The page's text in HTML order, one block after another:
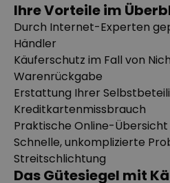
Personalisierbar
39,99 CHF
Personalisierbar
Personalisierbares
mit Getränken
39,99 CHF
Ihre Vorteile im
Durch Internet-Experten
Händler
Käuferschutz im Fall von
Warenrückgabe
Erstattung Ihrer
Kreditkartenmissbrauch
Praktische Online-
Schnelle, unkomplizierte
Streitschlichtung
Das Gütesiegel mit